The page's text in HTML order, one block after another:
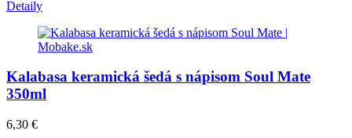
Detaily
Kalabasa keramická šedá s nápisom Soul Mate
350ml
6,30 €